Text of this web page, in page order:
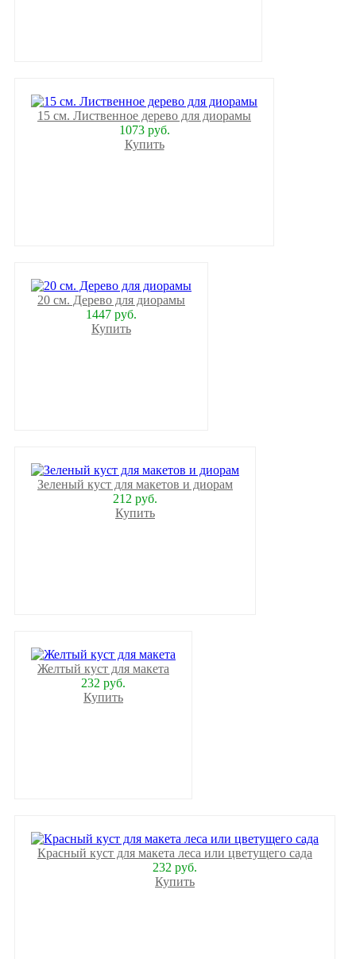
15 см. Лиственное дерево для диорамы
1073 руб.
Купить
20 см. Дерево для диорамы
1447 руб.
Купить
Зеленый куст для макетов и диорам
212 руб.
Купить
Желтый куст для макета
232 руб.
Купить
Красный куст для макета леса или цветущего сада
232 руб.
Купить